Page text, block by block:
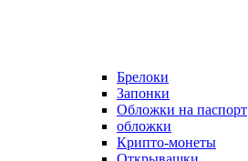
Брелоки
Запонки
Обложки на паспорт
обложки
Крипто-монеты